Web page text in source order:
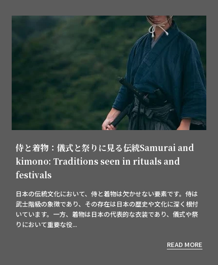
侍と着物：儀式と祭りに見る伝統Samurai and
kimono: Traditions seen in rituals and
festivals
日本の伝統文化において、侍と着物は欠かせない要素です。侍は
武士階級の象徴であり、その存在は日本の歴史や文化に深く根付
いています。一方、着物は日本の代表的な衣装であり、儀式や祭
りにおいて重要な役...
READ MORE